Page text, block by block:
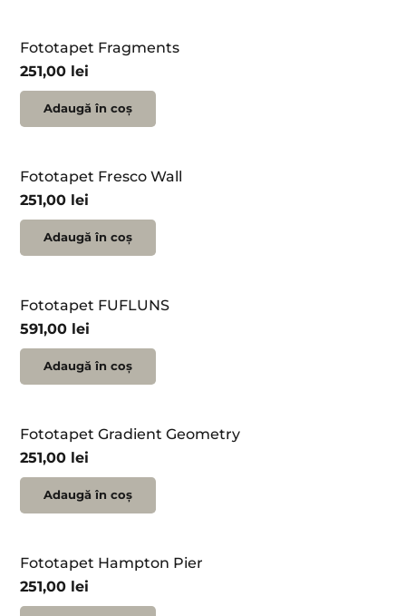
Fototapet Fragments
251,00 lei
Adaugă în coș
Fototapet Fresco Wall
251,00 lei
Adaugă în coș
Fototapet FUFLUNS
591,00 lei
Adaugă în coș
Fototapet Gradient Geometry
251,00 lei
Adaugă în coș
Fototapet Hampton Pier
251,00 lei